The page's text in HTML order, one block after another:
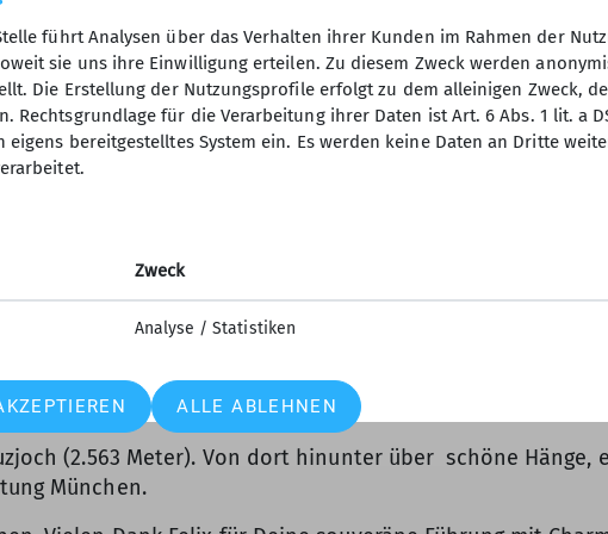
geht - ins Militär-Gebiet. Aber geschossen soll heute
Uhr gibt es schon einen leckeren Birnenkuchen mit
Meter) aber wir setzen uns durch und erreichen
hinauf und saniert die Altspur auf etwa zehn Prozent
gemütlicher Rast und Ankunft weiterer Gruppen sausen
hinunter. Das Wette- Fenster haben wir optimal genutzt, für
(2.563 Meter). Von dort hinunter über schöne Hänge,
München.
führt Analysen über das Verhalten ihrer Kunden im Rahmen der
sie uns ihre Einwilligung erteilen. Zu diesem Zweck werden
Die Erstellung der Nutzungsprofile erfolgt zu dem alleinigen Zweck,
Rechtsgrundlage für die Verarbeitung ihrer Daten ist Art. 6 Abs. 1 lit. a
eigens bereitgestelltes System ein. Es werden keine Daten an Dritte
Zweck
Analyse / Statistiken
ALLE ABLEHNEN